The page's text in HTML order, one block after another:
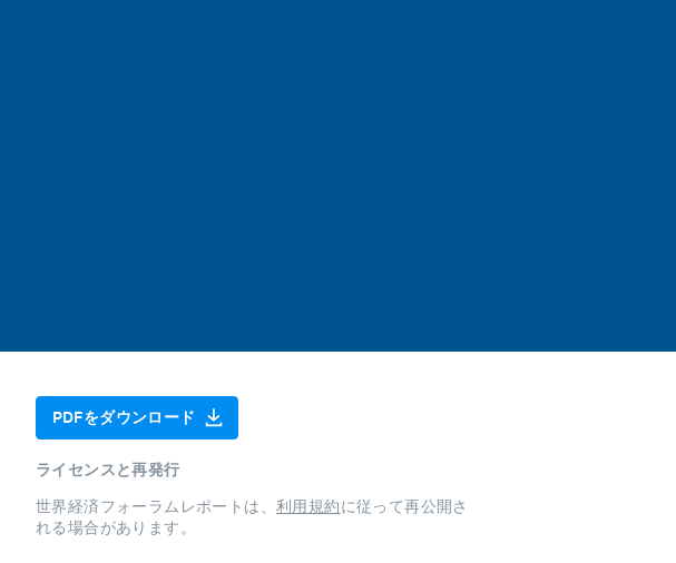
PDFをダウンロード
ライセンスと再発行
世界経済フォーラムレポートは、 利用規約に従って再公開さ
れる場合があります。